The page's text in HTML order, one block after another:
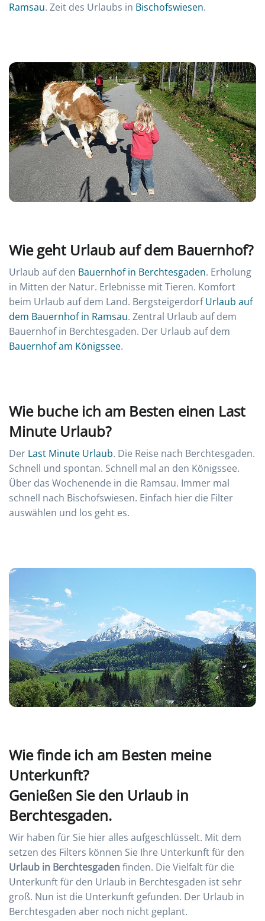
Ramsau. Zeit des Urlaubs in Bischofswiesen.
Wie geht Urlaub auf dem Bauernhof?
Urlaub auf den Bauernhof in Berchtesgaden. Erholung
in Mitten der Natur. Erlebnisse mit Tieren. Komfort
beim Urlaub auf dem Land. BergsteigerdorfUrlaub auf
dem Bauernhof in Ramsau. Zentral Urlaub auf dem
Bauernhof in Berchtesgaden. Der Urlaub auf dem
Bauernhof am Königssee.
Wie buche ich am Besten einen Last
Minute Urlaub?
Der Last Minute Urlaub. Die Reise nach Berchtesgaden.
Schnell und spontan. Schnell mal an den Königssee.
Über das Wochenende in die Ramsau. Immer mal
schnell nach Bischofswiesen. Einfach hier die Filter
auswählen und los geht es.
Wie finde ich am Besten meine
Unterkunft?
Genießen Sie den Urlaub in
Berchtesgaden.
Wir haben für Sie hier alles aufgeschlüsselt. Mit dem
setzen des Filters können Sie Ihre Unterkunft für den
Urlaub in Berchtesgadenfinden. Die Vielfalt für die
Unterkunft für den Urlaub in Berchtesgaden ist sehr
groß. Nun ist die Unterkunft gefunden. Der Urlaub in
Berchtesgaden aber noch nicht geplant.